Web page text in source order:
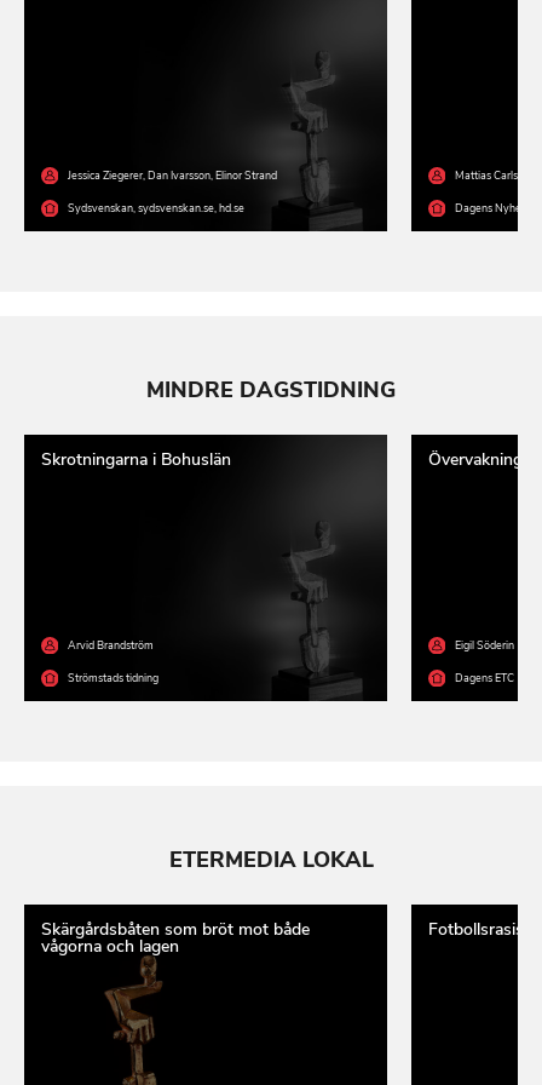
Jessica Ziegerer, Dan Ivarsson, Elinor Strand
Sydsvenskan,sydsvenskan.se,hd.se
Mattias Carlsson
Dagens Nyheter
MINDRE DAGSTIDNING
Skrotningarna i Bohuslän
Arvid Brandström
Strömstads tidning
Övervakning
Eigil Söderin
Dagens ETC
ETERMEDIA LOKAL
Skärgårdsbåten som bröt mot både
vågorna och lagen